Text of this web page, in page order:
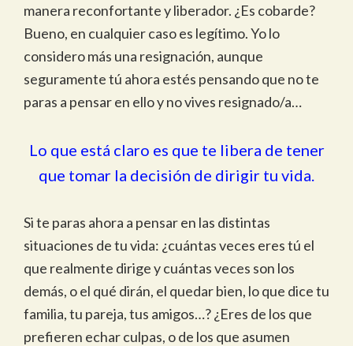
manera reconfortante y liberador. ¿Es cobarde?
Bueno, en cualquier caso es legítimo. Yo lo
considero más una resignación, aunque
seguramente tú ahora estés pensando que no te
paras a pensar en ello y no vives resignado/a…
Lo que está claro es que te libera de tener
que tomar la decisión de dirigir tu vida.
Si te paras ahora a pensar en las distintas
situaciones de tu vida: ¿cuántas veces eres tú el
que realmente dirige y cuántas veces son los
demás, o el qué dirán, el quedar bien, lo que dice tu
familia, tu pareja, tus amigos…? ¿Eres de los que
prefieren echar culpas, o de los que asumen